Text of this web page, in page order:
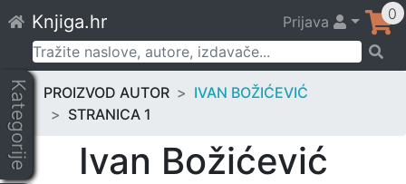
to
content
Knjiga.hr Prijava 0
Pretraži:
Kategorije PROIZVOD AUTOR
IVAN BOŽIĆEVIĆ
STRANICA 1
Ivan Božićević